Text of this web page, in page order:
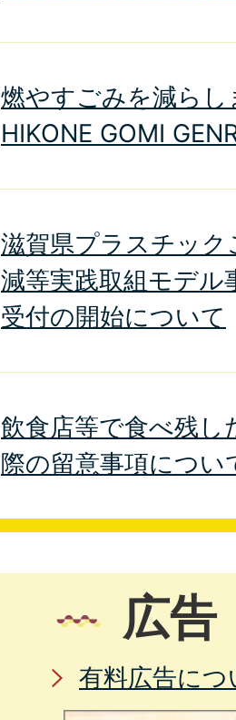
燃やすごみを減ら
HIKONE GOMI
滋賀県プラスチッ
減等実践取組モデル
受付の開始について
飲食店等で食べ残し
際の留意事項につい
広告
有料広告につ